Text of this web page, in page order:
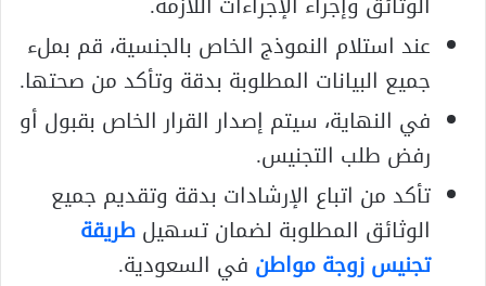
عند استلام النموذج الخاص بالجنسية، قم بملء
جميع البيانات المطلوبة بدقة وتأكد من صحتها.
في النهاية، سيتم إصدار القرار الخاص بقبول أو
رفض طلب التجنيس.
تأكد من اتباع الإرشادات بدقة وتقديم جميع
الوثائق المطلوبة لضمان تسهيلطريقة
تجنيس زوجة مواطن في السعودية.